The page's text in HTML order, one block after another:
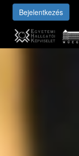
Bejelentkezés